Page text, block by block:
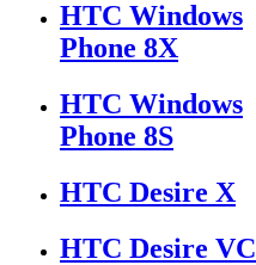
HTC Windows
Phone 8X
HTC Windows
Phone 8S
HTC Desire X
HTC Desire VC